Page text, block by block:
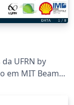
UFRN by
em MIT Beamer
05/2016